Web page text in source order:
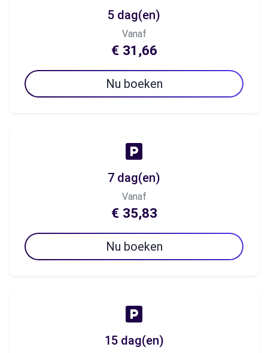
5 dag(en)
Vanaf
€ 31,66
Nu boeken
7 dag(en)
Vanaf
€ 35,83
Nu boeken
15 dag(en)